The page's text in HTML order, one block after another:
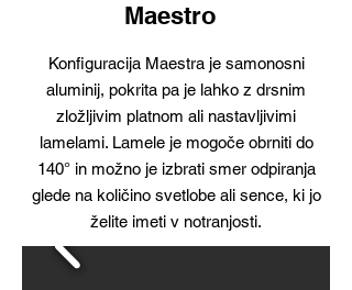
Maestro
Konfiguracija Maestra je samonosni
aluminij, pokrita pa je lahko z drsnim
zložljivim platnom ali nastavljivimi
lamelami. Lamele je mogoče obrniti do
140° in možno je izbrati smer odpiranja
glede na količino svetlobe ali sence, ki jo
želite imeti v notranjosti.